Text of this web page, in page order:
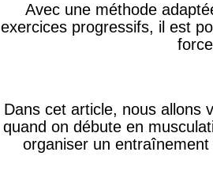
Avec une méthode
exercices progressifs, il est
Dans cet article, nous allons
quand on débute en
organiser un